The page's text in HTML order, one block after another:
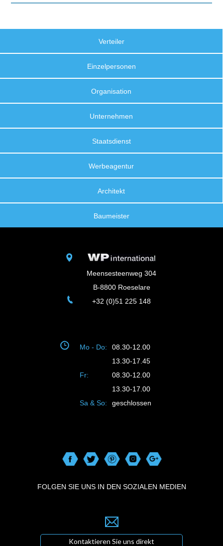
Verteiler
Einzelpersonen
Organisation
Unternehmen
Staatsdienst
Werbeagentur
Architekt
Baumeister
Meensesteenweg 304
B-8800 Roeselare
+32 (0)51 225 148
Mo - Do:
08.30-12.00
13.30-17.45
Fr:
08.30-12.00
13.30-17.00
Sa & So:
geschlossen
FOLGEN SIE UNS IN DEN SOZIALEN MEDIEN
Kontaktieren Sie uns direkt